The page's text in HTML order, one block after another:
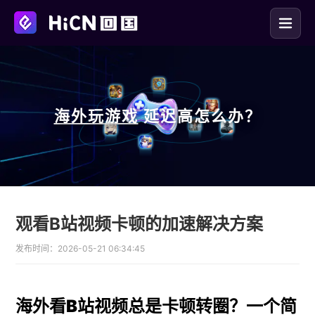
海外玩游戏 延迟高怎么办？
观看B站视频卡顿的加速解决方案
发布时间： 2026-05-21 06:34:45
海外看B站视频总是卡顿转圈？一个简